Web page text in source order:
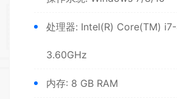
处理器: Intel(R) Core(TM)
3.60GHz
内存: 8 GB RAM